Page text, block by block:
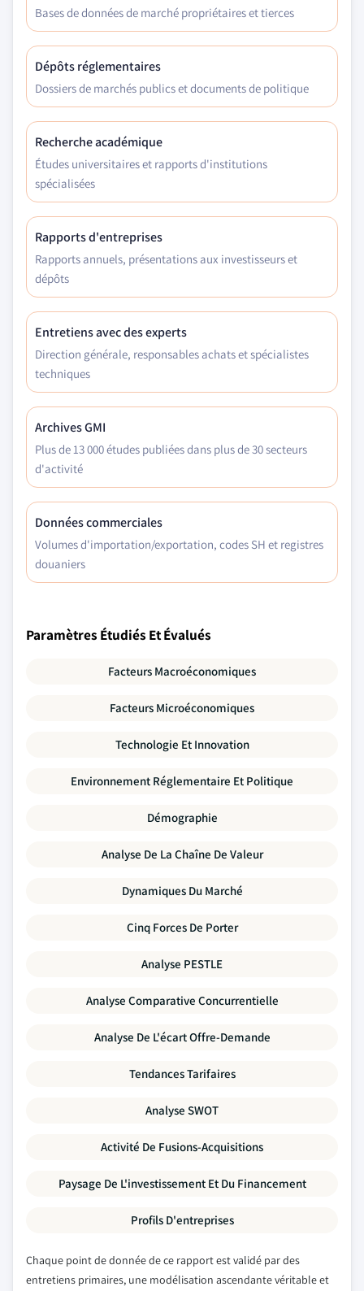
Bases de données de marché propriétaires et tierces
Dépôts réglementaires
Dossiers de marchés publics et documents de politique
Recherche académique
Études universitaires et rapports d'institutions
spécialisées
Rapports d'entreprises
Rapports annuels, présentations aux investisseurs et
dépôts
Entretiens avec des experts
Direction générale, responsables achats et spécialistes
techniques
Archives GMI
Plus de 13 000 études publiées dans plus de 30 secteurs
d'activité
Données commerciales
Volumes d'importation/exportation, codes SH et registres
douaniers
Paramètres Étudiés Et Évalués
Facteurs Macroéconomiques
Facteurs Microéconomiques
Technologie Et Innovation
Environnement Réglementaire Et Politique
Démographie
Analyse De La Chaîne De Valeur
Dynamiques Du Marché
Cinq Forces De Porter
Analyse PESTLE
Analyse Comparative Concurrentielle
Analyse De L'écart Offre-Demande
Tendances Tarifaires
Analyse SWOT
Activité De Fusions-Acquisitions
Paysage De L'investissement Et Du Financement
Profils D'entreprises
Chaque point de donnée de ce rapport est validé par des
entretiens primaires, une modélisation ascendante véritable et